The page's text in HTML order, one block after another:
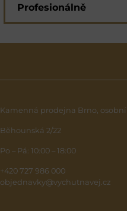
Profesionálně
Kamenná prodejna Brno,
Běhounská 2/22
Po – Pá: 10:00 – 18:00
+420 727 986 000
objednavky@vychutnavej.cz